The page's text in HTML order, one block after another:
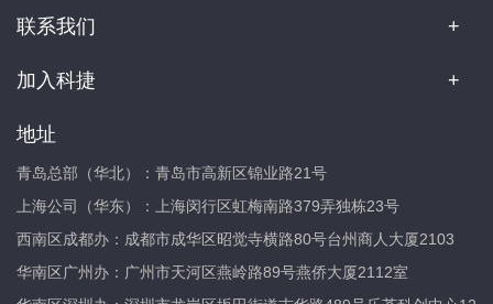
联系我们
加入科捷
地址
青岛总部（华北）：青岛市高新区锦业路21号
上海公司（华东）：上海闵行区虹梅南路379弄独栋23号
西南区成都办：成都市成华区昭觉寺横路80号台州商人大厦2103
华南区广州办：广州市天河区燕岭路89号燕侨大厦2112室